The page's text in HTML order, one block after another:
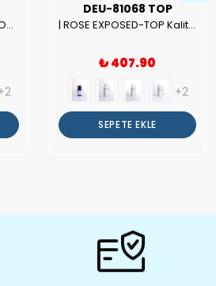
| BRUNO BANANI MAN-TOP Kalite Erkek Parfüm Esansı.|
DEU-81068 TOP
| ROSE EXPOSED-TOP Kalite Unısex Parfüm Esansı.|
₺ 407.90
+2
SEPETE EKLE